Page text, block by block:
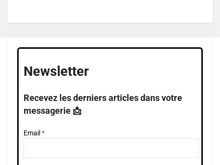
Newsletter
Recevez les derniers articles dans votre
messagerie 📩
Email